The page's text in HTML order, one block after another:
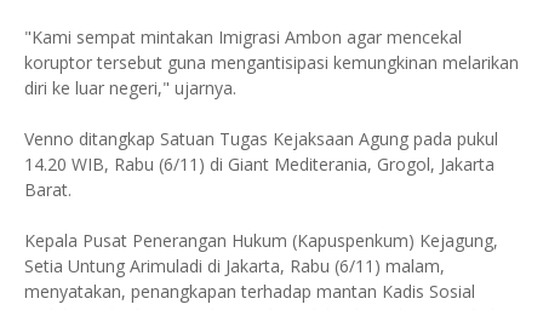
"Kami sempat mintakan Imigrasi Ambon agar mencekal
koruptor tersebut guna mengantisipasi kemungkinan melarikan
diri ke luar negeri," ujarnya.
Venno ditangkap Satuan Tugas Kejaksaan Agung pada pukul
14.20 WIB, Rabu (6/11) di Giant Mediterania, Grogol, Jakarta
Barat.
Kepala Pusat Penerangan Hukum (Kapuspenkum) Kejagung,
Setia Untung Arimuladi di Jakarta, Rabu (6/11) malam,
menyatakan, penangkapan terhadap mantan Kadis Sosial